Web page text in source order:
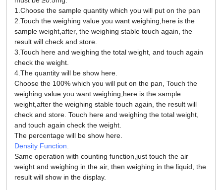
1.Choose the sample quantity which you will put on the pan
2.Touch the weighing value you want weighing,here is the
sample weight,after,the weighing stable touch again, the
result will check and store.
3.Touch here and weighing the total weight, and touch again
check the weight.
4.The quantity will be show here.
Choose the 100% which you will put on the pan,Touch the
weighing value you want weighing,here is the sample
weight,after the weighing stable touch again, the result will
check and store.Touch here and weighing the total weight,
and touch again check the weight.
The percentage will be show here.
Density Function.
Same operation with counting function,just touch the air
weight and weighing in the air, then weighing in the liquid, the
result will show in the display.